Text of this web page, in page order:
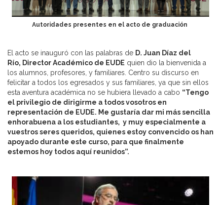
Autoridades presentes en el acto de graduación
El acto se inauguró con las palabras de D. Juan Díaz del
Río, Director Académico de EUDE quien dio la bienvenida a
los alumnos, profesores, y familiares. Centro su discurso en
felicitar a todos los egresados y sus familiares, ya que sin ellos
esta aventura académica no se hubiera llevado a cabo “Tengo
el privilegio de dirigirme a todos vosotros en
representación de EUDE. Me gustaría dar mi más sencilla
enhorabuena a los estudiantes, y muy especialmente a
vuestros seres queridos, quienes estoy convencido os han
apoyado durante este curso, para que finalmente
estemos hoy todos aquí reunidos”.